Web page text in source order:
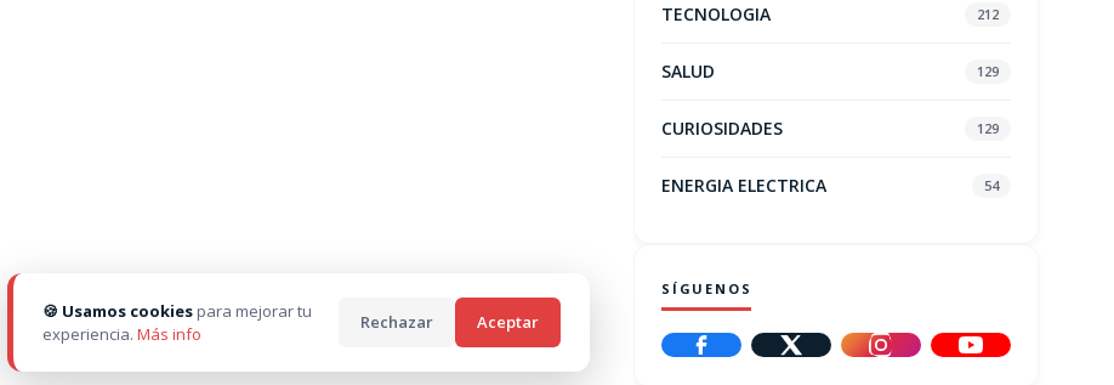
TECNOLOGIA 212
SALUD 129
CURIOSIDADES 129
ENERGIA ELECTRICA 54
SÍGUENOS
🍪 Usamos cookies para mejorar tu
experiencia. Más info
Rechazar Aceptar